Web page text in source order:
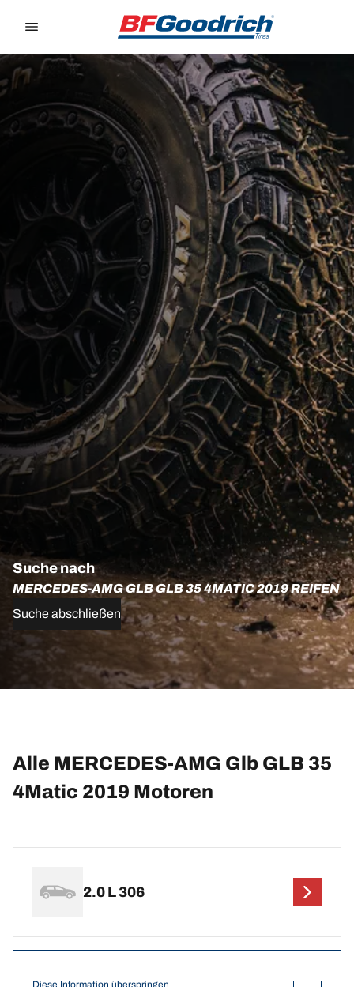
Suche nach
MERCEDES-AMG GLB GLB 35 4MATIC 2019 REIFEN
Suche abschließen
Alle MERCEDES-AMG Glb GLB 35
4Matic 2019 Motoren
2.0 L 306
Diese Information überspringen